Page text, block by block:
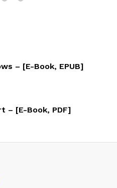
– [E-Book, EPUB]
– [E-Book, PDF]